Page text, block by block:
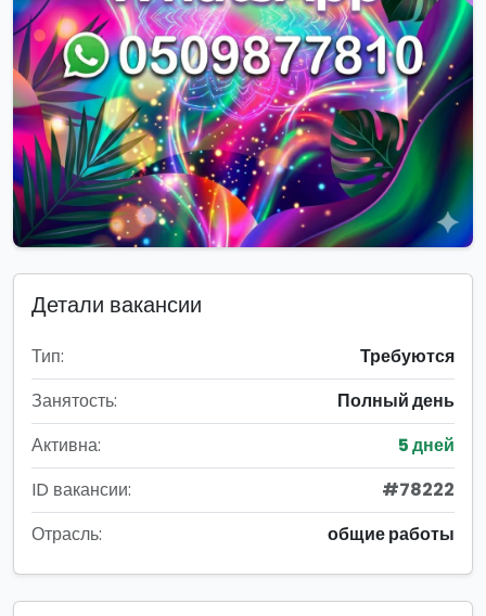
Детали вакансии
Тип:
Требуются
Занятость:
Полный день
Активна:
5 дней
ID вакансии:
#78222
Отрасль:
общие работы